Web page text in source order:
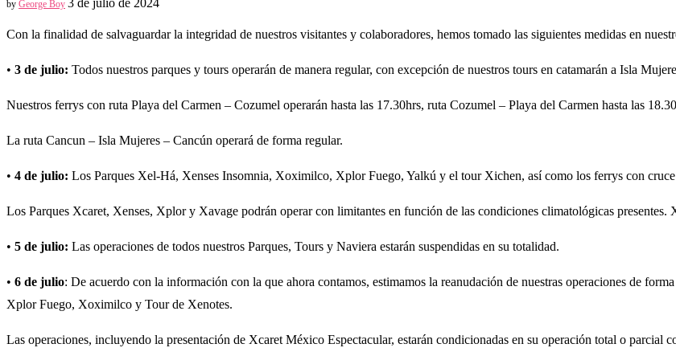
by George Boy
Con la finalidad de salvaguardar la integridad de nuestros visitantes y colaboradores, hemos tomado las siguientes medidas en
• 3 de julio: Todos nuestros parques y tours operarán de manera regular, con excepción de nuestros tours en catamarán a Isla
Nuestros ferrys con ruta Playa del Carmen – Cozumel operarán hasta las 17.30hrs, ruta Cozumel – Playa del Carmen hasta las
La ruta Cancun – Isla Mujeres – Cancún operará de forma regular.
• 4 de julio: Los Parques Xel-Há, Xenses Insomnia, Xoximilco, Xplor Fuego, Yalkú y el tour Xichen, así como los ferrys con
Los Parques Xcaret, Xenses, Xplor y Xavage podrán operar con limitantes en función de las condiciones climatológicas presentes.
• 5 de julio: Las operaciones de todos nuestros Parques, Tours y Naviera estarán suspendidas en su totalidad.
• 6 de julio: De acuerdo con la información con la que ahora contamos, estimamos la reanudación de nuestras operaciones de
Xplor Fuego, Xoximilco y Tour de Xenotes.
Las operaciones, incluyendo la presentación de Xcaret México Espectacular, estarán condicionadas en su operación total o parcial